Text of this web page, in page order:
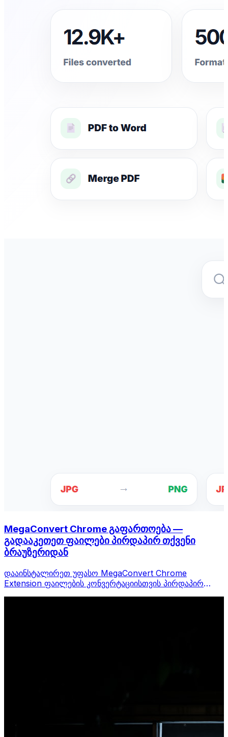
MegaConvert Chrome გაფართოება —
გადააკეთეთ ფაილები პირდაპირ თქვენი
ბრაუზერიდან
დააინსტალირეთ უფასო MegaConvert Chrome
Extension ფაილების კონვერტაციისთვის პირდაპირ